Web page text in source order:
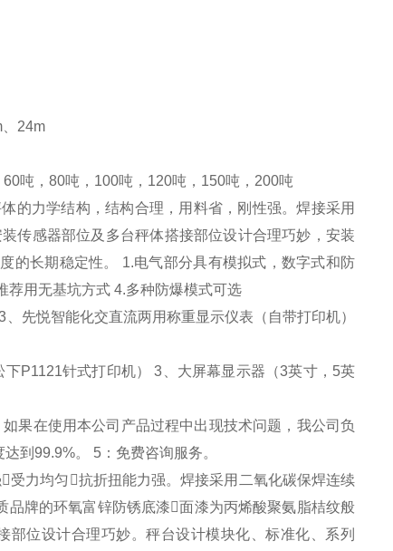
、 24m
60吨， 80吨， 100吨， 120吨， 150吨， 200吨
的力学结构，结构合理，用料省，刚性强。焊接采用
装传感器部位及多台秤体搭接部位设计合理巧妙，安装
的长期稳定性。
1.电气部分具有模拟式，数字式和防
荐用无基坑方式4.多种防爆模式可选
、先悦智能化交直流两用称重显示仪表 （ 自带打印机）
下P1121针式打印机） 3 、大屏幕显示器 （3英寸， 5英
如果在使用本公司产品过程中出现技术问题，我公司负
到 99.9%。 5：免费咨询服务。
受力均匀抗折扭能力强。焊接采用二氧化碳保焊连续
牌的环氧富锌防锈底漆面漆为丙烯酸聚氨脂桔纹般
位设计合理巧妙。秤台设计模块化、标准化、系列